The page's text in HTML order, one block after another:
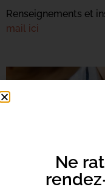
Renseignements et
mail ici
Ne